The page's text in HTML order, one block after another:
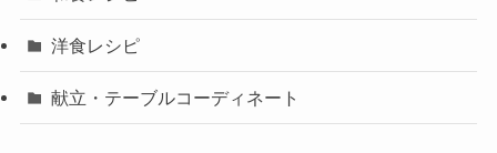
洋食レシピ
献立・テーブルコーディネート